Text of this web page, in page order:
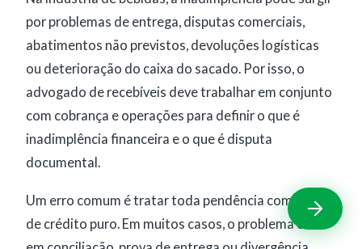
por problemas de entrega, disputas comerciais,
abatimentos não previstos, devoluções logísticas
ou deterioração do caixa do sacado. Por isso, o
advogado de recebíveis deve trabalhar em conjunto
com cobrança e operações para definir o que é
inadimplência financeira e o que é disputa
documental.
Um erro comum é tratar toda pendência como risco
de crédito puro. Em muitos casos, o problema está